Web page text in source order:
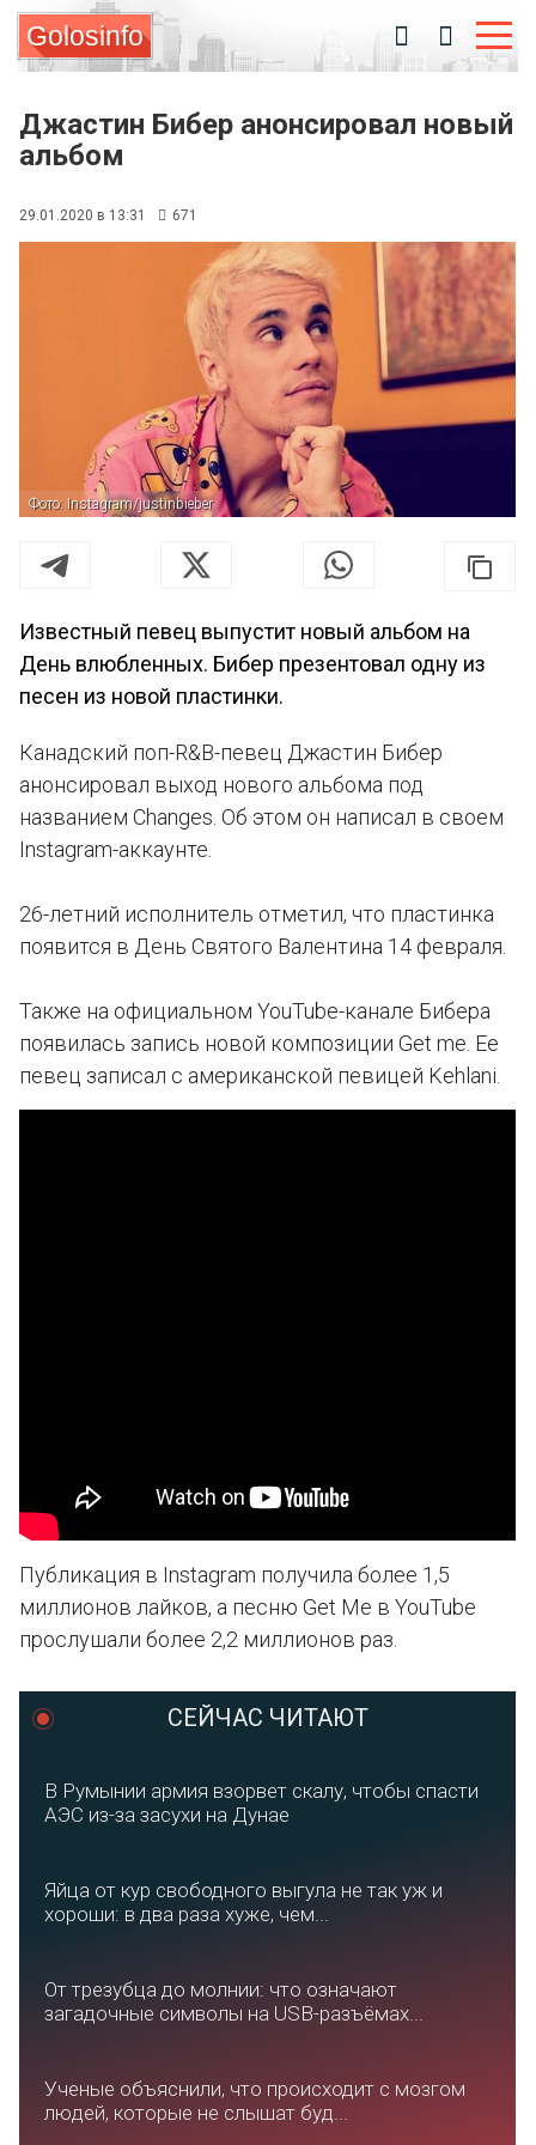
Golosinfo
Джастин Бибер анонсировал новый
альбом
29.01.2020 в 13:31 671
Фото: Instagram/justinbieber
Известный певец выпустит новый альбом на
День влюбленных. Бибер презентовал одну из
песен из новой пластинки.
Канадский поп-R&B-певец Джастин Бибер
анонсировал выход нового альбома под
названием Changes. Об этом он написал в своем
Instagram-аккаунте.
26-летний исполнитель отметил, что пластинка
появится в День Святого Валентина 14 февраля.
Также на официальном YouTube-канале Бибера
появилась запись новой композиции Get me. Ее
певец записал с американской певицей Kehlani.
Публикация в Instagram получила более 1,5
миллионов лайков, а песню Get Me в YouTube
прослушали более 2,2 миллионов раз.
СЕЙЧАС ЧИТАЮТ
В Румынии армия взорвет скалу, чтобы спасти
АЭС из-за засухи на Дунае
Яйца от кур свободного выгула не так уж и
хороши: в два раза хуже, чем...
От трезубца до молнии: что означают
загадочные символы на USB-разъёмах...
Ученые объяснили, что происходит с мозгом
людей, которые не слышат буд...